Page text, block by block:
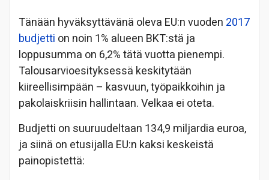
Tänään hyväksyttävänä oleva EU:n vuoden 2017
budjetti on noin 1% alueen BKT:stä ja
loppusumma on 6,2% tätä vuotta pienempi.
Talousarvioesityksessä keskitytään
kiireellisimpään – kasvuun, työpaikkoihin ja
pakolaiskriisin hallintaan. Velkaa ei oteta.
Budjetti on suuruudeltaan 134,9 miljardia euroa,
ja siinä on etusijalla EU:n kaksi keskeistä
painopistettä: